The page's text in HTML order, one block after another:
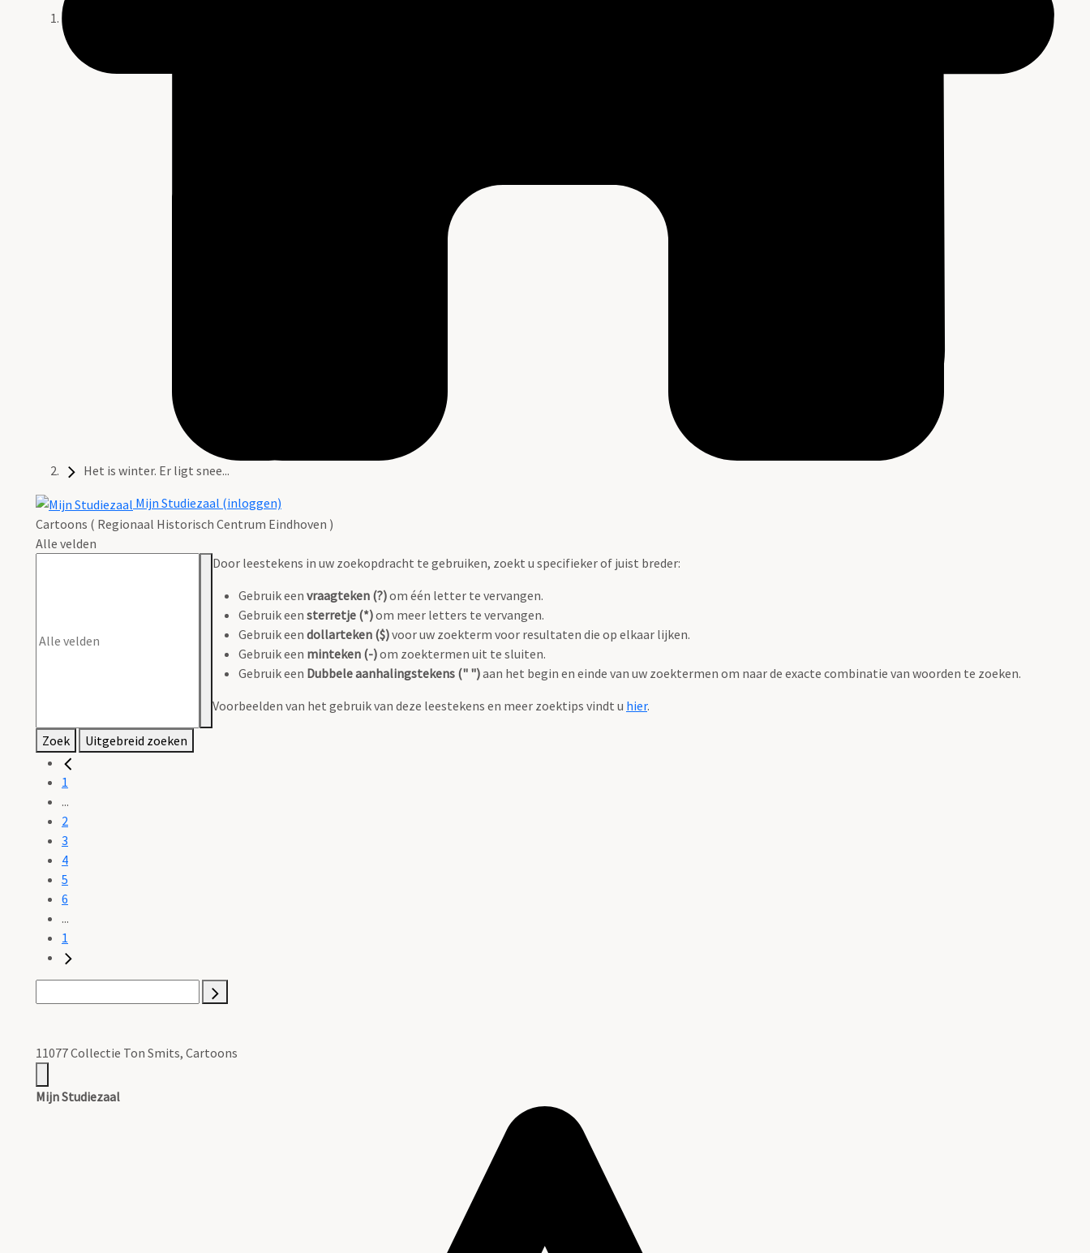
Het is winter. Er ligt snee...
Mijn Studiezaal (inloggen)
Cartoons ( Regionaal Historisch Centrum Eindhoven )
Alle velden
Door leestekens in uw zoekopdracht te gebruiken, zoekt u specifieker of juist breder:
Gebruik een vraagteken (?)om één letter te vervangen.
Gebruik een sterretje (*)om meer letters te vervangen.
Gebruik een dollarteken ($)voor uw zoekterm voor resultaten die op elkaar lijken.
Gebruik een minteken (-)om zoektermen uit te sluiten.
Gebruik een Dubbele aanhalingstekens (" ")aan het begin en einde van uw zoektermen om naar de exacte combinatie van woorden te zoeken.
Voorbeelden van het gebruik van deze leestekens en meer zoektips vindt u hier.
Zoek Uitgebreid zoeken
1
...
2
3
4
5
6
...
1
11077 Collectie Ton Smits, Cartoons
Mijn Studiezaal